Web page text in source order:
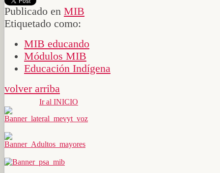
Publicado en MIB
Etiquetado como:
MIB educando
Módulos MIB
Educación Indígena
volver arriba
Ir al INICIO